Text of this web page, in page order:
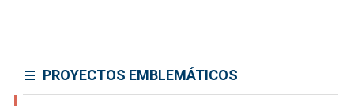
PROYECTOS EMBLEMÁTICOS